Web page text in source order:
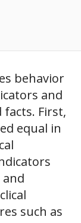
behavior
and
First,
equal in
such as